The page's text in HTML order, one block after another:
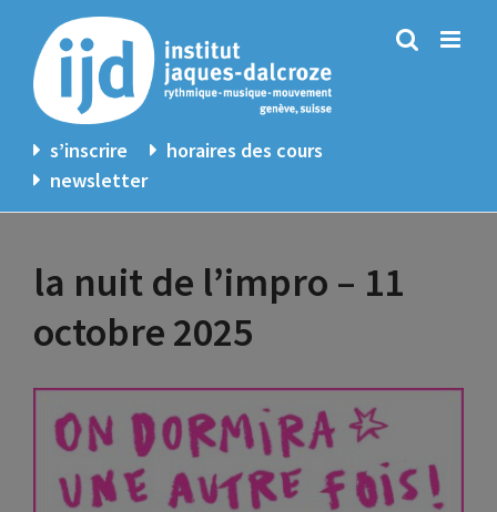
contenu
s’inscrire
horaires des cours
newsletter
la nuit de l’impro – 11
octobre 2025